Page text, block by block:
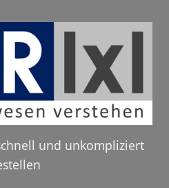
und unkompliziert